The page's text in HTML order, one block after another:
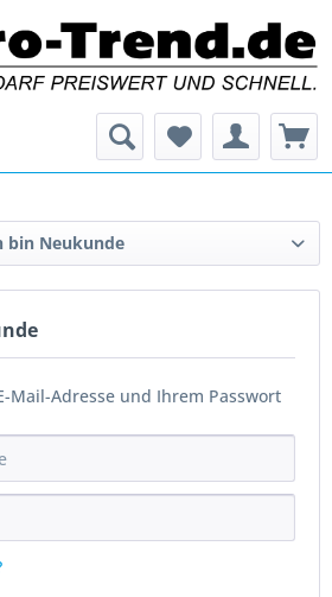
bin Neukunde
Mail-Adresse und Ihrem Passwort